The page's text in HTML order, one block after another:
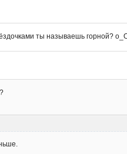
ты называешь горной?